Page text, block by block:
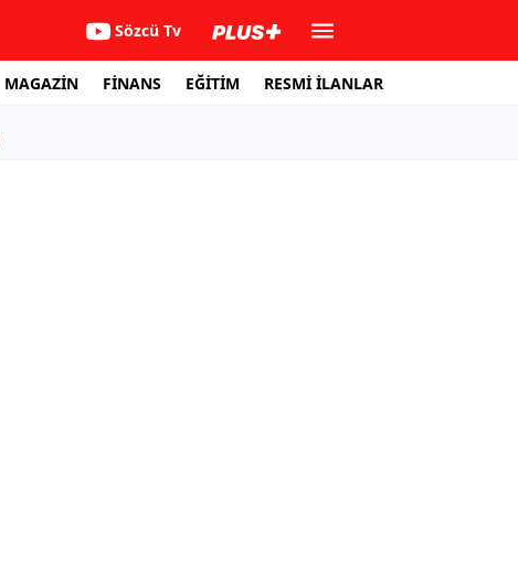
Sözcü Tv
MAGAZİN FİNANS EĞİTİM RESMİ İLANLAR